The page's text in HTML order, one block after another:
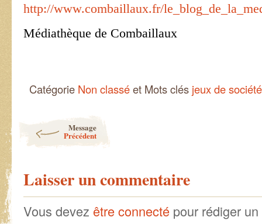
http://www.combaillaux.fr/
Médiathèque de Combaillaux
Catégorie Non classéet Mots clés jeux de société
Message
Précédent
Laisser un commentaire
Vous devez être connecté pour rédiger